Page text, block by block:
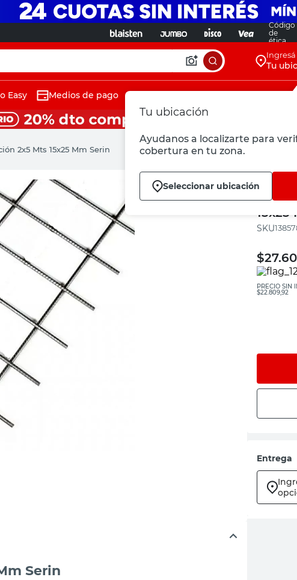
Código
de
ética
Ingresá
Tu
Tu ubicación
Ayudanos a localizarte para
cobertura en tu zona.
Seleccionar ubicación
Easy Medios de pago
2x5 Mts 15x25 Mm Serin
Serin
Serin
Malla
15x25
:
$
PRECIO SIN
$22.809,92
Entrega